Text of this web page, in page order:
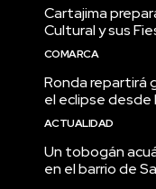
Cartajima
Cultural y sus
COMARCA
Ronda repartirá
el eclipse desde
ACTUALIDAD
Un tobogán
en el barrio de